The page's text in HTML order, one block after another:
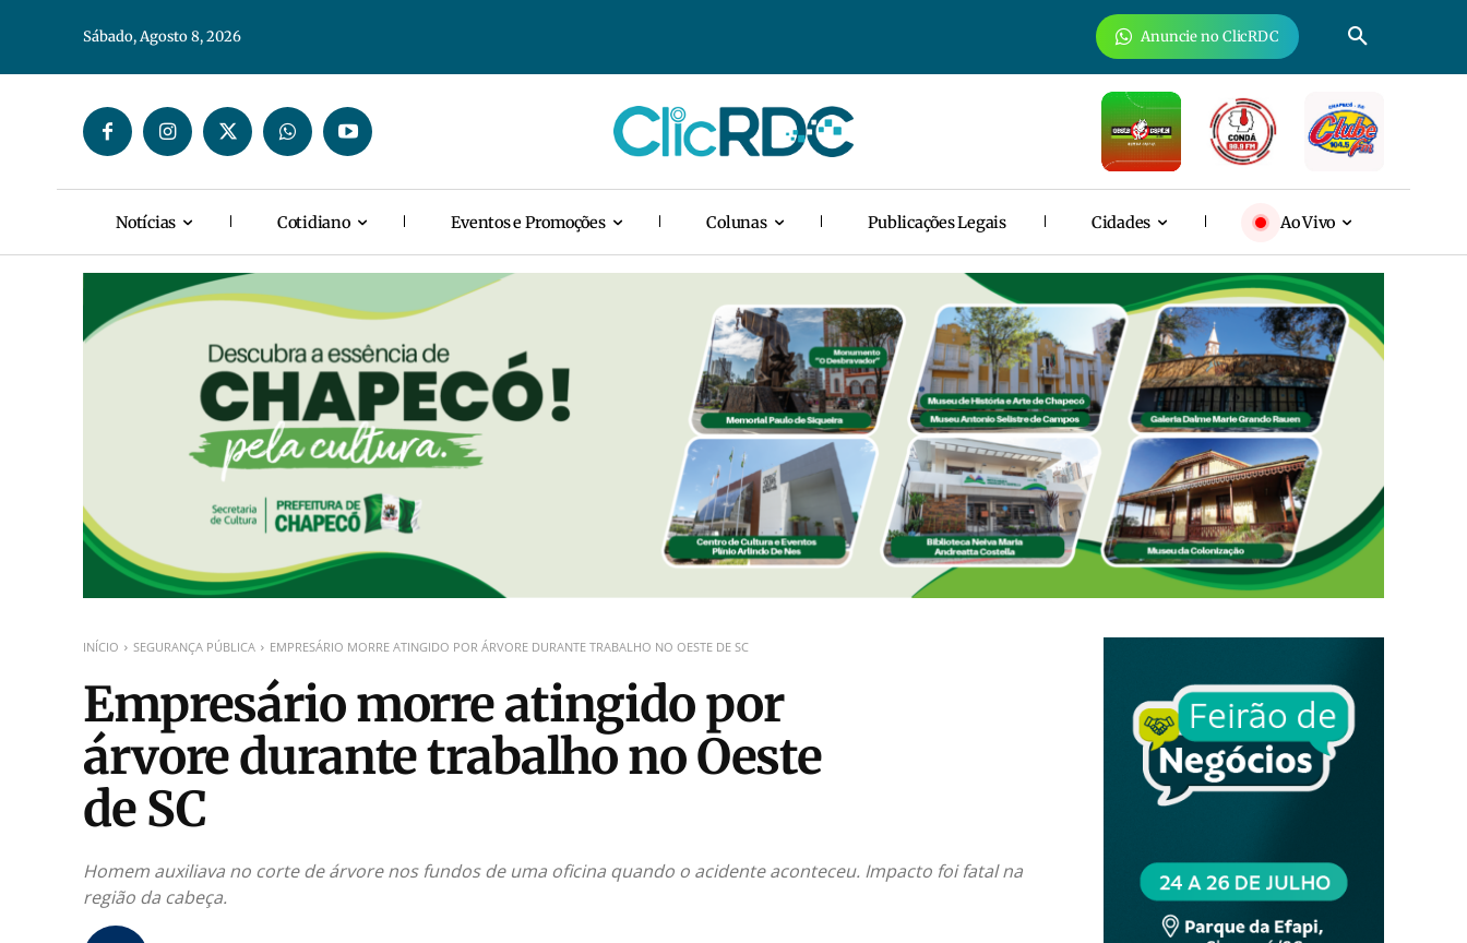
Sábado, Agosto 8, 2026 Anuncie no ClicRDC
Notícias Cotidiano Eventos e Promoções Colunas Publicações Legais Cidades Ao Vivo
INÍCIO SEGURANÇA PÚBLICA EMPRESÁRIO MORRE ATINGIDO POR ÁRVORE DURANTE TRABALHO NO OESTE DE SC
Empresário morre atingido por
árvore durante trabalho no Oeste
de SC
Homem auxiliava no corte de árvore nos fundos de uma oficina quando o acidente aconteceu. Impacto foi fatal na
região da cabeça.